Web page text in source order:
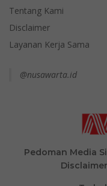
Tentang Kami
Disclaimer
Layanan Kerja Sama
@nusawarta.id
Pedoman Media
Disclaimer